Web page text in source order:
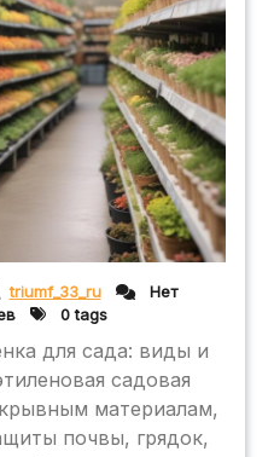
triumf_33_ru
Нет
0 tags
для сада: виды и
садовая
материалам,
почвы, грядок,